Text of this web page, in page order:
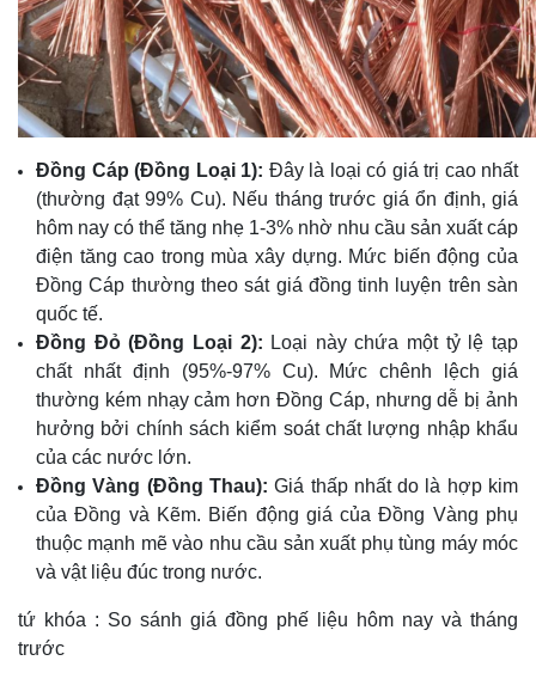
Đồng Cáp (Đồng Loại 1): Đây là loại có giá trị cao nhất
(thường đạt 99% Cu). Nếu tháng trước giá ổn định, giá
hôm nay có thể tăng nhẹ 1-3% nhờ nhu cầu sản xuất cáp
điện tăng cao trong mùa xây dựng. Mức biến động của
Đồng Cáp thường theo sát giá đồng tinh luyện trên sàn
quốc tế.
Đồng Đỏ (Đồng Loại 2): Loại này chứa một tỷ lệ tạp
chất nhất định (95%-97% Cu). Mức chênh lệch giá
thường kém nhạy cảm hơn Đồng Cáp, nhưng dễ bị ảnh
hưởng bởi chính sách kiểm soát chất lượng nhập khẩu
của các nước lớn.
Đồng Vàng (Đồng Thau): Giá thấp nhất do là hợp kim
của Đồng và Kẽm. Biến động giá của Đồng Vàng phụ
thuộc mạnh mẽ vào nhu cầu sản xuất phụ tùng máy móc
và vật liệu đúc trong nước.
tứ khóa : So sánh giá đồng phế liệu hôm nay và tháng
trước